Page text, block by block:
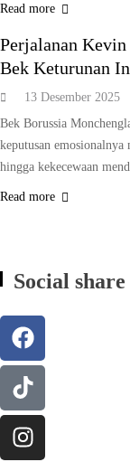
Read more
KESEHATAN
Perjalanan
Bek Keturunan
13 Desember 2025
Bek Borussia
keputusan emosionalnya
hingga kekecewaan
Read more
Social share